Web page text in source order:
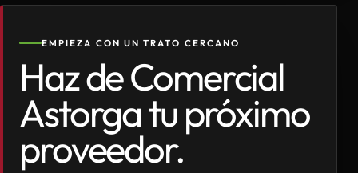
EMPIEZA CON UN TRATO CERCANO
Haz de Comercial
Astorga tu próximo
proveedor.